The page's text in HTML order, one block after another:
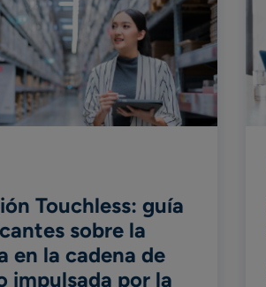
Touchless: guía
sobre la
en la cadena de
impulsada por la